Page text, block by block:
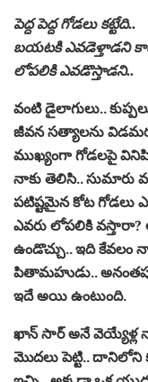
పెద్ద పెద్ద గోడ‌లు క‌ట్టేది..
బ‌య‌ట‌కి ఎవ‌డెళ్తాడ‌ని
లోపలికి ఎవ‌డొస్తాడ‌ని..
వంటి డైలాగులు..
జీవ‌న స‌త్యాల‌ను
ముఖ్యంగా గోడ‌ల‌పై
నాకు తెలిసి.. సుమారు
ప‌టిష్ట‌మైన కోట‌ గోడ‌లు
ఎవ‌రు లోప‌లికి
ఉండొచ్చు.. ఇది కేవ‌లం నా
పితామ‌హుడు..
ఇదే అయి ఉంటుంది.
ఖాన్ సార్ అనే వెయ్యేళ్ల
మొద‌లు పెట్టి.. దానిలోని